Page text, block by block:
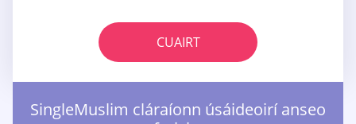
CUAIRT
SingleMuslim cláraíonn úsáideoirí anseo